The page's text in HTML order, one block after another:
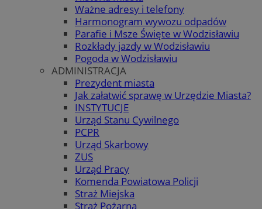
Ważne adresy i telefony
Harmonogram wywozu odpadów
Parafie i Msze Święte w Wodzisławiu
Rozkłady jazdy w Wodzisławiu
Pogoda w Wodzisławiu
ADMINISTRACJA
Prezydent miasta
Jak załatwić sprawę w Urzędzie Miasta?
INSTYTUCJE
Urząd Stanu Cywilnego
PCPR
Urząd Skarbowy
ZUS
Urząd Pracy
Komenda Powiatowa Policji
Straż Miejska
Straż Pożarna